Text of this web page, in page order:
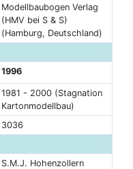
Modellbaubogen Verlag
(HMV bei S & S)
(Hamburg, Deutschland)
1996
1981 - 2000 (Stagnation
Kartonmodellbau)
3036
S.M.J. Hohenzollern